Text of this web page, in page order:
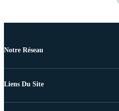
Notre Réseau
Liens Du Site